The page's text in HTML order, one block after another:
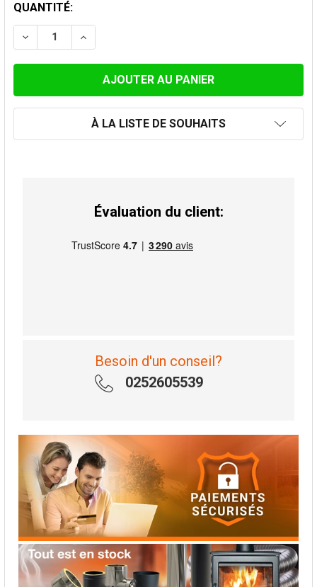
STOCK
ACTUEL:
QUANTITÉ:
DIMINUER LA QUANTITÉ DE SUPPORT MURAL
AUGMENTER LA QUANTITÉ DE SUPPORT
À LA LISTE DE SOUHAITS
Évaluation du client:
Besoin d'un conseil?
0252605539